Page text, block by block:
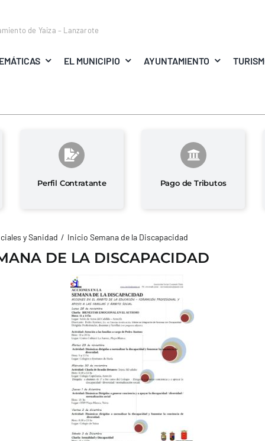
de Yaiza – Lanzarote
EL MUNICIPIO AYUNTAMIENTO
Perfil Contratante Pago de Tributos
y Sanidad Inicio Semana de la Discapacidad
DE LA DISCAPACIDAD